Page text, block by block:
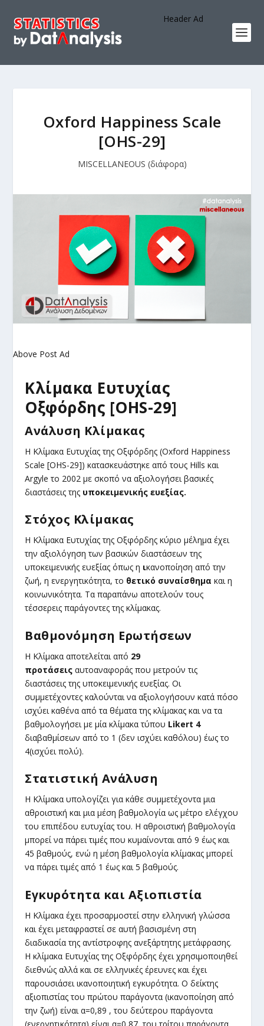
Header Ad
Oxford Happiness Scale
[OHS-29]
MISCELLANEOUS (διάφορα)
Above Post Ad
Κλίμακα Ευτυχίας
Οξφόρδης [OHS-29]
Ανάλυση Κλίμακας
H Κλίμακα Ευτυχίας της Οξφόρδης (Oxford Happiness
Scale [OHS-29]) κατασκευάστηκε από τους Hills και
Argyle το 2002 με σκοπό να αξιολογήσει βασικές
διαστάσεις της υποκειμενικής ευεξίας.
Στόχος Κλίμακας
Η Κλίμακα Ευτυχίας της Οξφόρδης κύριο μέλημα έχει
την αξιολόγηση των βασικών διαστάσεων της
υποκειμενικής ευεξίας όπως η ικανοποίηση από την
ζωή, η ενεργητικότητα, το θετικό συναίσθημα και η
κοινωνικότητα. Τα παραπάνω αποτελούν τους
τέσσερεις παράγοντες της κλίμακας.
Βαθμονόμηση Ερωτήσεων
Η Κλίμακα αποτελείται από 29
προτάσεις αυτοαναφοράς που μετρούν τις
διαστάσεις της υποκειμενικής ευεξίας. Οι
συμμετέχοντες καλούνται να αξιολογήσουν κατά πόσο
ισχύει καθένα από τα θέματα της κλίμακας και να τα
βαθμολογήσει με μία κλίμακα τύπου Likert 4
διαβαθμίσεων από το 1 (δεν ισχύει καθόλου) έως το
4(ισχύει πολύ).
Στατιστική Ανάλυση
Η Κλίμακα υπολογίζει για κάθε συμμετέχοντα μια
αθροιστική και μια μέση βαθμολογία ως μέτρο ελέγχου
του επιπέδου ευτυχίας του. Η αθροιστική βαθμολογία
μπορεί να πάρει τιμές που κυμαίνονται από 9 έως και
45 βαθμούς, ενώ η μέση βαθμολογία κλίμακας μπορεί
να πάρει τιμές από 1 έως και 5 βαθμούς.
Εγκυρότητα και Αξιοπιστία
Η Κλίμακα έχει προσαρμοστεί στην ελληνική γλώσσα
και έχει μεταφραστεί σε αυτή βασισμένη στη
διαδικασία της αντίστροφης ανεξάρτητης μετάφρασης.
Η κλίμακα Ευτυχίας της Οξφόρδης έχει χρησιμοποιηθεί
διεθνώς αλλά και σε ελληνικές έρευνες και έχει
παρουσιάσει ικανοποιητική εγκυρότητα. Ο δείκτης
αξιοπιστίας του πρώτου παράγοντα (ικανοποίηση από
την ζωή) είναι α=0,89 , του δεύτερου παράγοντα
(ενεργητικότητα) είναι α=0,87, του τρίτου παράγοντα